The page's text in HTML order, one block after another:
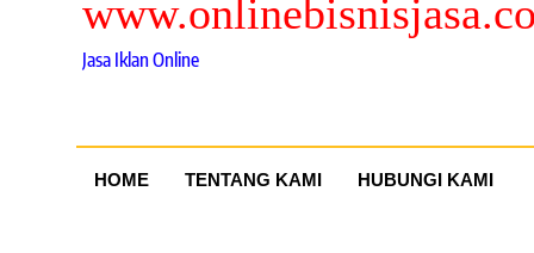
Jasa Iklan Online
HOME TENTANG KAMI HUBUNGI KAMI